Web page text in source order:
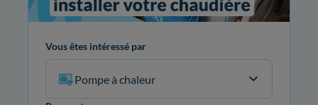
Vous êtes intéressé par
Pompe à chaleur